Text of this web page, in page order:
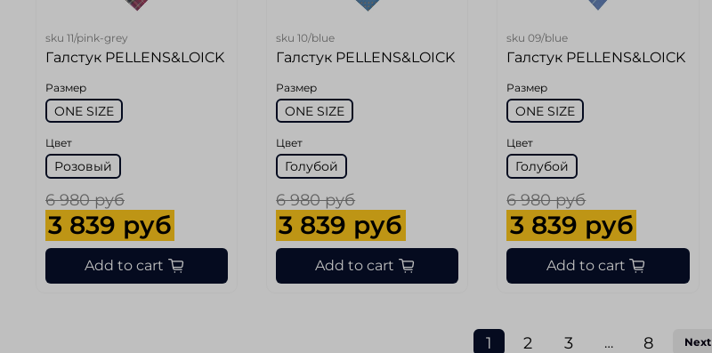
sku 11/pink-grey
Галстук PELLENS&LOICK
Размер
ONE SIZE
Цвет
Розовый
6 980 руб
3 839 руб
Add to cart
sku10/blue
Галстук PELLENS&LOICK
Размер
ONE SIZE
Цвет
Голубой
6 980 руб
3 839 руб
Add to cart
sku09/blue
Галстук PELLENS&LOICK
Размер
ONE SIZE
Цвет
Голубой
6 980 руб
3 839 руб
Add to cart
1 2 3 … 8 Next